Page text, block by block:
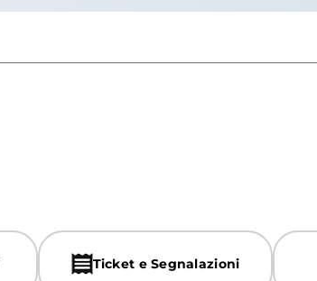
Ticket e Segnalazioni